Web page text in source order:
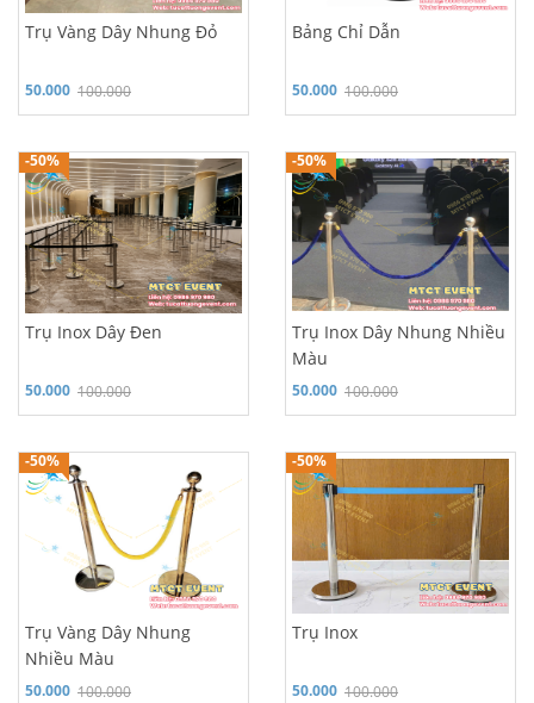
Trụ Vàng Dây Nhung Đỏ
100.000
50.000
Bảng Chỉ Dẫn
100.000
50.000
Hỗ trợ 24/7: 0986 970 980
-50%
Trụ Inox Dây Đen
100.000
50.000
Hỗ trợ 24/7: 0986 970 980
-50%
Trụ Inox Dây Nhung Nhiều
Màu
100.000
50.000
Hỗ trợ 24/7: 0986 970 980
-50%
Trụ Vàng Dây Nhung
Nhiều Màu
100.000
50.000
Hỗ trợ 24/7: 0986 970 980
-50%
Trụ Inox
100.000
50.000